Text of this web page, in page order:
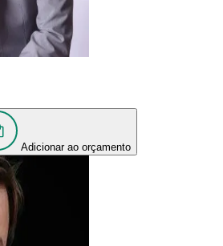
Adicionar ao orçamento